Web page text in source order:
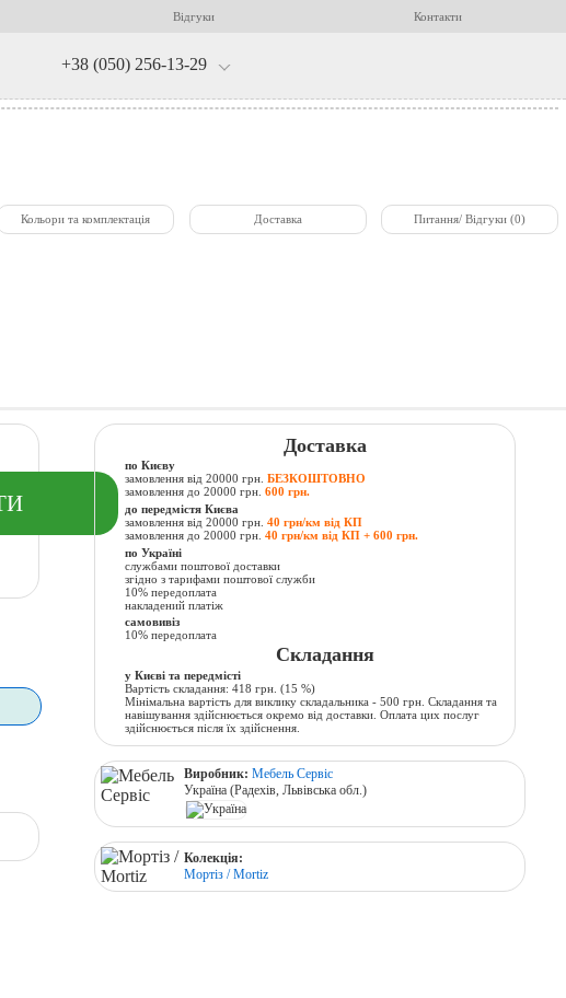
Відгуки Контакти
+38 (050) 256-13-29
Кольори та комплектація Доставка Питання/ Відгуки (0)
Доставка
по Києву
замовлення від 20000 грн. БЕЗКОШТОВНО
замовлення до 20000 грн. 600 грн.
до передмістя Києва
замовлення від 20000 грн. 40 грн/км від КП
замовлення до 20000 грн. 40 грн/км від КП + 600 грн.
по Україні
службами поштової доставки
згідно з тарифами поштової служби
10% передоплата
накладений платіж
самовивіз
10% передоплата
Складання
у Києві та передмісті
Вартість складання: 418 грн. (15 %)
Мінімальна вартість для виклику складальника - 500 грн. Складання та
навішування здійснюється окремо від доставки. Оплата цих послуг
здійснюється після їх здійснення.
Виробник: Мебель Сервіс
Україна (Радехів, Львівська обл.)
Колекція:
Мортіз / Mortiz